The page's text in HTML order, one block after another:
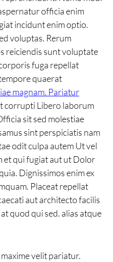
officia enim
incidunt enim optio.
voluptas. Rerum
reiciendis sunt voluptate
fuga repellat
quaerat
magnam. Pariatur
corrupti Libero laborum
sit sed molestiae
sint perspiciatis nam
odit culpa autem Ut vel
et qui fugiat aut ut Dolor
Dignissimos enim ex
Placeat repellat
aut architecto facilis
quod qui sed. alias atque
velit pariatur.